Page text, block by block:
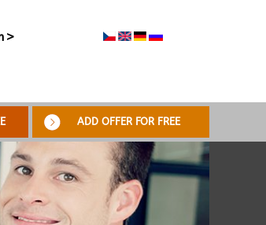
>
ADD OFFER FOR FREE